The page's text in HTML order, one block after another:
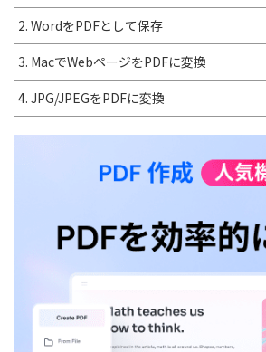
2. WordをPDFとして保存
3. MacでWebページをPDFに変換
4. JPG/JPEGをPDFに変換